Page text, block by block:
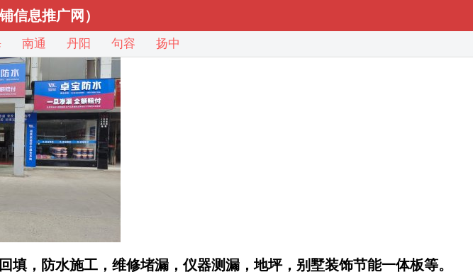
信息推广网）
南通 丹阳 句容 扬中
，防水施工，维修堵漏，仪器测漏，地坪，别墅装饰节能一体板等。